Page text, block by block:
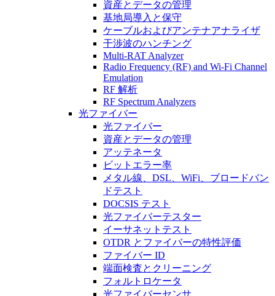
資産とデータの管理
基地局導入と保守
ケーブルおよびアンテナアナライザ
干渉波のハンチング
Multi-RAT Analyzer
Radio Frequency (RF) and Wi-Fi Channel
Emulation
RF 解析
RF Spectrum Analyzers
光ファイバー
光ファイバー
資産とデータの管理
アッテネータ
ビットエラー率
メタル線、DSL、WiFi、ブロードバン
ドテスト
DOCSIS テスト
光ファイバーテスター
イーサネットテスト
OTDR とファイバーの特性評価
ファイバー ID
端面検査とクリーニング
フォルトロケータ